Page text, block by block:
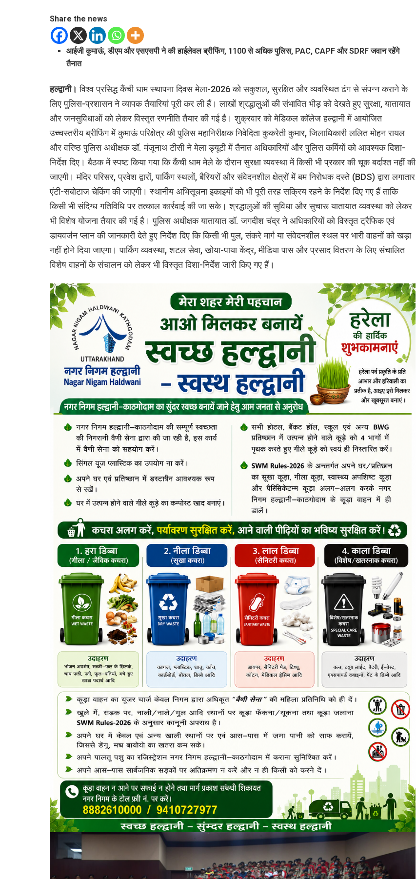
Share the news
आईजी कुमाऊं, डीएम और एसएसपी ने की हाईलेवल ब्रीफिंग, 1100 से अधिक पुलिस, PAC, CAPF और SDRF जवान रहेंगे
तैनात
हल्द्वानी। विश्व प्रसिद्ध कैंची धाम स्थापना दिवस मेला-2026 को सकुशल, सुरक्षित और व्यवस्थित ढंग से संपन्न कराने के
लिए पुलिस-प्रशासन ने व्यापक तैयारियां पूरी कर ली हैं। लाखों श्रद्धालुओं की संभावित भीड़ को देखते हुए सुरक्षा, यातायात
और जनसुविधाओं को लेकर विस्तृत रणनीति तैयार की गई है। शुक्रवार को मेडिकल कॉलेज हल्द्वानी में आयोजित
उच्चस्तरीय ब्रीफिंग में कुमाऊं परिक्षेत्र की पुलिस महानिरीक्षक निवेदिता कुकरेती कुमार, जिलाधिकारी ललित मोहन रायल
और वरिष्ठ पुलिस अधीक्षक डॉ. मंजूनाथ टीसी ने मेला ड्यूटी में तैनात अधिकारियों और पुलिस कर्मियों को आवश्यक दिशा-
निर्देश दिए। बैठक में स्पष्ट किया गया कि कैंची धाम मेले के दौरान सुरक्षा व्यवस्था में किसी भी प्रकार की चूक बर्दाश्त नहीं की
जाएगी। मंदिर परिसर, प्रवेश द्वारों, पार्किंग स्थलों, बैरियरों और संवेदनशील क्षेत्रों में बम निरोधक दस्ते (BDS) द्वारा लगातार
एंटी-सबोटाज चेकिंग की जाएगी। स्थानीय अभिसूचना इकाइयों को भी पूरी तरह सक्रिय रहने के निर्देश दिए गए हैं ताकि
किसी भी संदिग्ध गतिविधि पर तत्काल कार्रवाई की जा सके। श्रद्धालुओं की सुविधा और सुचारू यातायात व्यवस्था को लेकर
भी विशेष योजना तैयार की गई है। पुलिस अधीक्षक यातायात डॉ. जगदीश चंद्र ने अधिकारियों को विस्तृत ट्रैफिक एवं
डायवर्जन प्लान की जानकारी देते हुए निर्देश दिए कि किसी भी पुल, संकरे मार्ग या संवेदनशील स्थल पर भारी वाहनों को खड़ा
नहीं होने दिया जाएगा। पार्किंग व्यवस्था, शटल सेवा, खोया-पाया केंद्र, मीडिया पास और प्रसाद वितरण के लिए संचालित
विशेष वाहनों के संचालन को लेकर भी विस्तृत दिशा-निर्देश जारी किए गए हैं।